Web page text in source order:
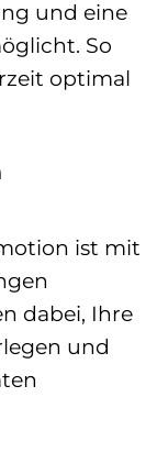
und eine
So
optimal
ist mit
dabei, Ihre
und